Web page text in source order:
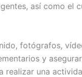
así como el
fotógrafos,
y
realizar una